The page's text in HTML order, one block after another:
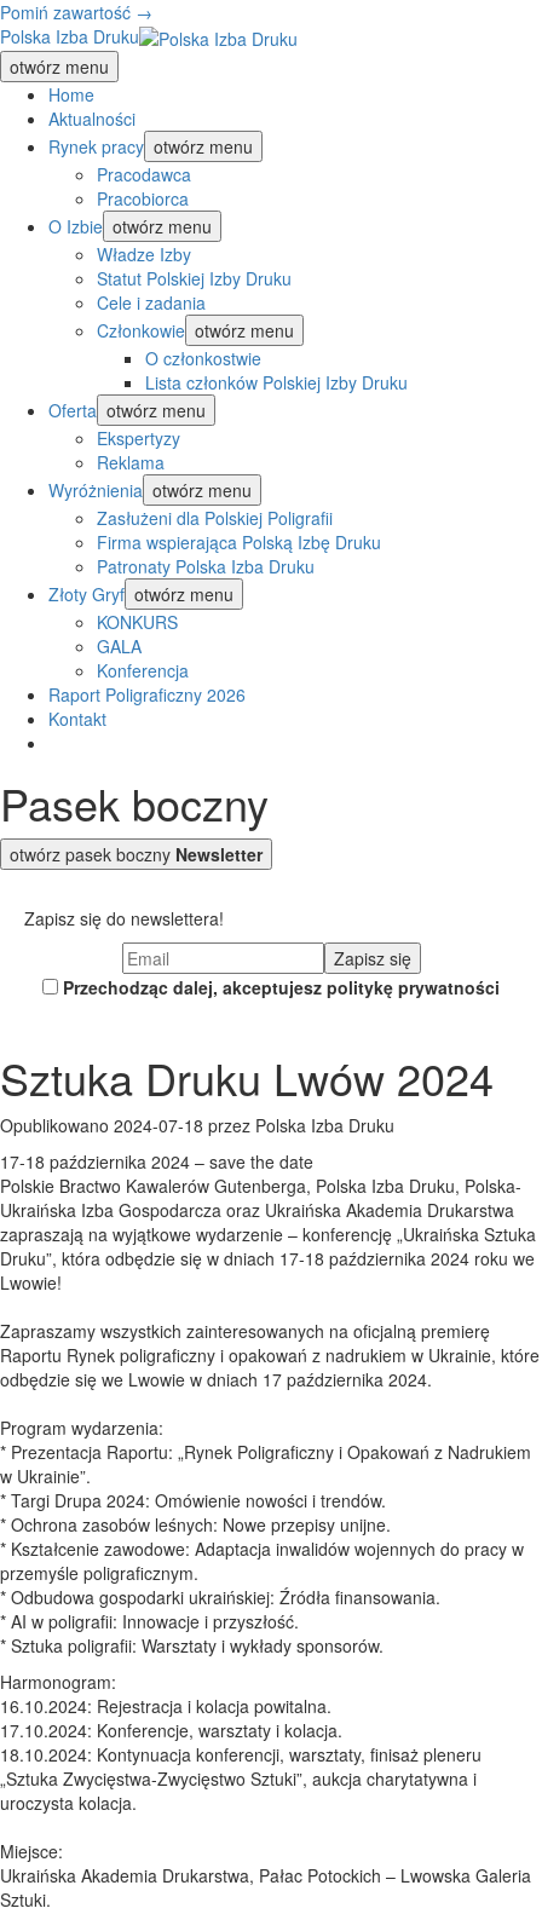
Pomiń zawartość →
Polska Izba Druku
otwórz menu
Home
Aktualności
Rynek pracy otwórz menu
Pracodawca
Pracobiorca
O Izbie otwórz menu
Władze Izby
Statut Polskiej Izby Druku
Cele i zadania
Członkowie otwórz menu
O członkostwie
Lista członków Polskiej Izby Druku
Oferta otwórz menu
Ekspertyzy
Reklama
Wyróżnienia otwórz menu
Zasłużeni dla Polskiej Poligrafii
Firma wspierająca Polską Izbę Druku
Patronaty Polska Izba Druku
Złoty Gryf otwórz menu
KONKURS
GALA
Konferencja
Raport Poligraficzny 2026
Kontakt
Pasek boczny
otwórz pasek boczny Newsletter
Zapisz się do newslettera!
Przechodząc dalej, akceptujesz politykę prywatności
Sztuka Druku Lwów 2024
Opublikowano 2024-07-18 przez Polska Izba Druku
17-18 października 2024 – save the date
Polskie Bractwo Kawalerów Gutenberga, Polska Izba Druku, Polska-
Ukraińska Izba Gospodarcza oraz Ukraińska Akademia Drukarstwa
zapraszają na wyjątkowe wydarzenie – konferencję „Ukraińska Sztuka
Druku”, która odbędzie się w dniach 17-18 października 2024 roku we
Lwowie!
Zapraszamy wszystkich zainteresowanych na oficjalną premierę
Raportu Rynek poligraficzny i opakowań z nadrukiem w Ukrainie, które
odbędzie się we Lwowie w dniach 17 października 2024.
Program wydarzenia:
* Prezentacja Raportu: „Rynek Poligraficzny i Opakowań z Nadrukiem
w Ukrainie”.
* Targi Drupa 2024: Omówienie nowości i trendów.
* Ochrona zasobów leśnych: Nowe przepisy unijne.
* Kształcenie zawodowe: Adaptacja inwalidów wojennych do pracy w
przemyśle poligraficznym.
* Odbudowa gospodarki ukraińskiej: Źródła finansowania.
* AI w poligrafii: Innowacje i przyszłość.
* Sztuka poligrafii: Warsztaty i wykłady sponsorów.
Harmonogram:
16.10.2024: Rejestracja i kolacja powitalna.
17.10.2024: Konferencje, warsztaty i kolacja.
18.10.2024: Kontynuacja konferencji, warsztaty, finisaż pleneru
„Sztuka Zwycięstwa-Zwycięstwo Sztuki”, aukcja charytatywna i
uroczysta kolacja.
Miejsce:
Ukraińska Akademia Drukarstwa, Pałac Potockich – Lwowska Galeria
Sztuki.